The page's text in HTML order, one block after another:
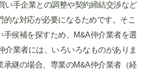
い手企業との調整や契約締結交渉など
的な対応が必要になるためです。そこ
手候補を探すため、M&A仲介業者を選
介業者には、いろいろなものがありま
承継の場合、専業のM&A仲介業者（経